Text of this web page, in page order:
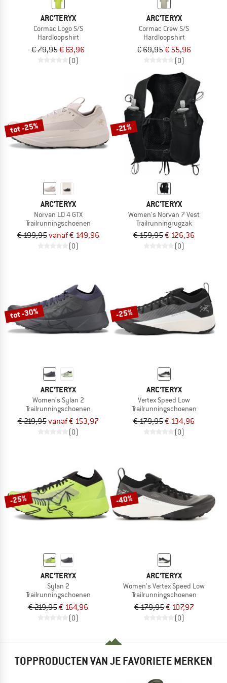
ARC'TERYX
Cormac Logo S/S
Hardloopshirt
€ 79,95€ 63,96
(0)
ARC'TERYX
Cormac Crew S/S
Hardloopshirt
€ 69,95€ 55,96
(0)
tot -25%
ARC'TERYX
Norvan LD 4 GTX
Trailrunningschoenen
€ 199,95vanaf € 149,96
(0)
-21%
ARC'TERYX
Women's Norvan 7 Vest
Trailrunningrugzak
€ 159,95€ 126,36
(0)
tot -30%
ARC'TERYX
Women's Sylan 2
Trailrunningschoenen
€ 219,95vanaf € 153,97
(0)
-25%
ARC'TERYX
Vertex Speed Low
Trailrunningschoenen
€ 179,95€ 134,96
(0)
-25%
ARC'TERYX
Sylan 2
Trailrunningschoenen
€ 219,95€ 164,96
(0)
-40%
ARC'TERYX
Women's Vertex Speed Low
Trailrunningschoenen
€ 179,95€ 107,97
(0)
TOPPRODUCTEN VAN JE FAVORIETE MERKEN